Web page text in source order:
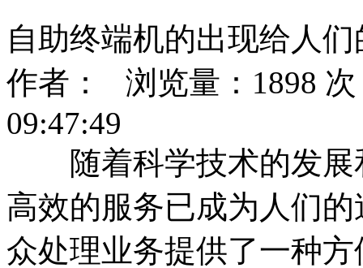
自助终端机的出现给人
作者： 浏览量：1898
09:47:49
随着科学技术的发展
高效的服务已成为人们
众处理业务提供了一种